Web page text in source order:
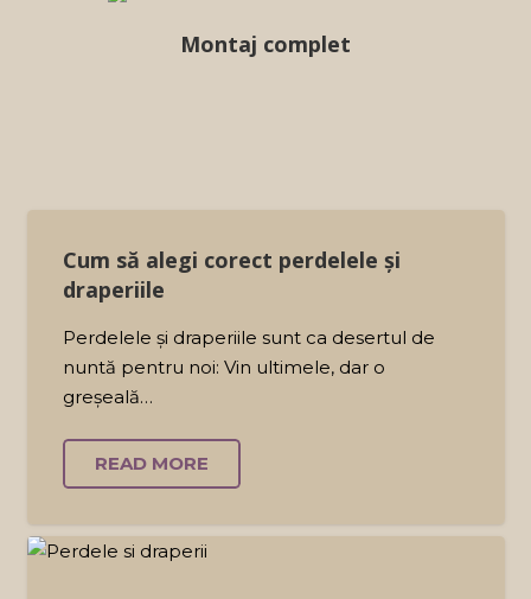
Montaj complet
Cum să alegi corect perdelele și
draperiile
Perdelele și draperiile sunt ca desertul de
nuntă pentru noi: Vin ultimele, dar o
greșeală…
READ MORE